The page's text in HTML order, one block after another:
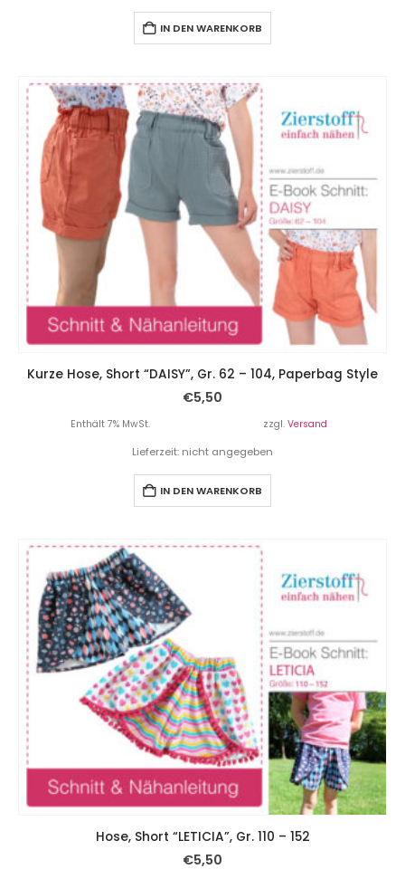
IN DEN WARENKORB
Kurze Hose, Short “DAISY”, Gr. 62 – 104, Paperbag Style
€5,50
Enthält 7% MwSt. zzgl. Versand
Lieferzeit: nicht angegeben
IN DEN WARENKORB
Hose, Short “LETICIA”, Gr. 110 – 152
€5,50